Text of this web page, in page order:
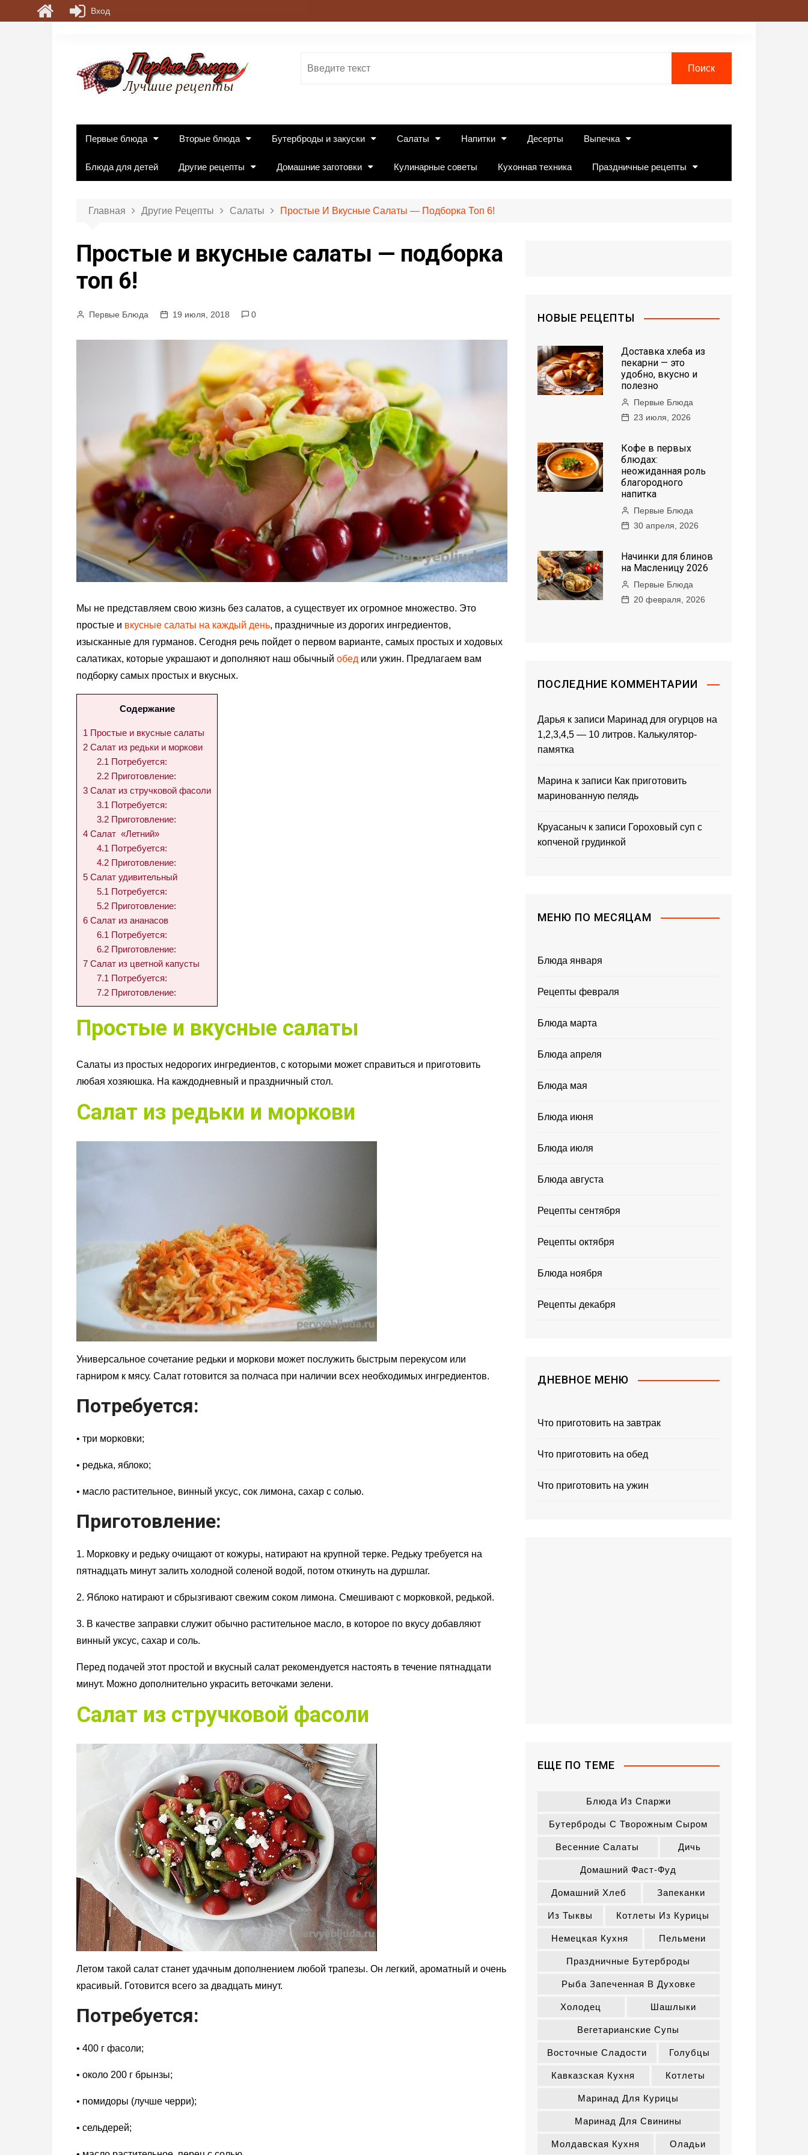
Первые блюда Вторые блюда Бутерброды и закуски Салаты Напитки Десерты Выпечка
Блюда для детей Другие рецепты Домашние заготовки Кулинарные советы Кухонная техника Праздничные рецепты
Главная Другие Рецепты Салаты Простые И Вкусные Салаты — Подборка Топ 6!
Простые и вкусные салаты — подборка
топ 6!
Первые Блюда 19 июля, 2018 0
Мы не представляем свою жизнь без салатов, а существует их огромное множество. Это
простые и вкусные салаты на каждый день, праздничные из дорогих ингредиентов,
изысканные для гурманов. Сегодня речь пойдет о первом варианте, самых простых и ходовых
салатиках, которые украшают и дополняют наш обычный обед или ужин. Предлагаем вам
подборку самых простых и вкусных.
Содержание
1 Простые и вкусные салаты
2 Салат из редьки и моркови
2.1 Потребуется:
2.2Приготовление:
3 Салат из стручковой фасоли
3.1 Потребуется:
3.2Приготовление:
4 Салат «Летний»
4.1 Потребуется:
4.2Приготовление:
5 Салат удивительный
5.1 Потребуется:
5.2Приготовление:
6 Салат из ананасов
6.1 Потребуется:
6.2Приготовление:
7 Салат из цветной капусты
7.1 Потребуется:
7.2Приготовление:
Простые и вкусные салаты
Салаты из простых недорогих ингредиентов, с которыми может справиться и приготовить
любая хозяюшка. На каждодневный и праздничный стол.
Салат из редьки и моркови
Универсальное сочетание редьки и моркови может послужить быстрым перекусом или
гарниром к мясу. Салат готовится за полчаса при наличии всех необходимых ингредиентов.
Потребуется:
• три морковки;
• редька, яблоко;
• масло растительное, винный уксус, сок лимона, сахар с солью.
Приготовление:
1. Морковку и редьку очищают от кожуры, натирают на крупной терке. Редьку требуется на
пятнадцать минут залить холодной соленой водой, потом откинуть на дуршлаг.
2. Яблоко натирают и сбрызгивают свежим соком лимона. Смешивают с морковкой, редькой.
3. В качестве заправки служит обычно растительное масло, в которое по вкусу добавляют
винный уксус, сахар и соль.
Перед подачей этот простой и вкусный салат рекомендуется настоять в течение пятнадцати
минут. Можно дополнительно украсить веточками зелени.
Салат из стручковой фасоли
Летом такой салат станет удачным дополнением любой трапезы. Он легкий, ароматный и очень
красивый. Готовится всего за двадцать минут.
Потребуется:
• 400 г фасоли;
• около 200 г брынзы;
• помидоры (лучше черри);
• сельдерей;
НОВЫЕ РЕЦЕПТЫ
Доставка хлеба из
пекарни — это
удобно, вкусно и
полезно
Первые Блюда
23 июля, 2026
Кофе в первых
блюдах:
неожиданная роль
благородного
напитка
Первые Блюда
30 апреля, 2026
Начинки для блинов
на Масленицу 2026
Первые Блюда
20 февраля, 2026
ПОСЛЕДНИЕ КОММЕНТАРИИ
Дарья к записи Маринад для огурцов на
1,2,3,4,5 — 10 литров. Калькулятор-
памятка
Марина к записи Как приготовить
маринованную пелядь
Круасанычк записи Гороховый суп с
копченой грудинкой
МЕНЮ ПО МЕСЯЦАМ
Блюда января
Рецепты февраля
Блюда марта
Блюда апреля
Блюда мая
Блюда июня
Блюда июля
Блюда августа
Рецепты сентября
Рецепты октября
Блюда ноября
Рецепты декабря
ДНЕВНОЕ МЕНЮ
Что приготовить на завтрак
Что приготовить на обед
Что приготовить на ужин
ЕЩЕ ПО ТЕМЕ
Блюда Из Спаржи
Бутерброды С Творожным Сыром
Весенние Салаты Дичь
Домашний Фаст-Фуд
Домашний Хлеб Запеканки
Из Тыквы Котлеты Из Курицы
Немецкая Кухня Пельмени
Праздничные Бутерброды
Рыба Запеченная В Духовке
Холодец Шашлыки
Вегетарианские Супы
Восточные Сладости Голубцы
Кавказская Кухня Котлеты
Маринад Для Курицы
Маринад Для Свинины
Молдавская Кухня Оладьи
Вход